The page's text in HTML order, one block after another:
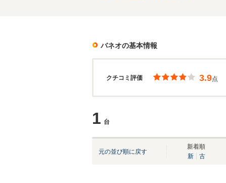
バネオの基本情報
クチコミ評価 3.9点
1 台
元の並び順に戻す
新着順
新
古